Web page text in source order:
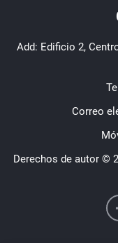
Add: Edificio 2,
Correo
Derechos de autor ©